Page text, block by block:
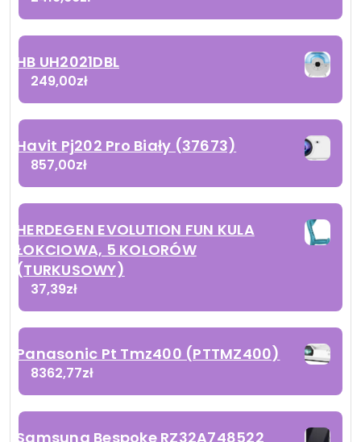
HB UH2021DBL
249,00zł
Havit Pj202 Pro Biały (37673)
857,00zł
HERDEGEN EVOLUTION FUN KULA
ŁOKCIOWA, 5 KOLORÓW
(TURKUSOWY)
37,39zł
Panasonic Pt Tmz400 (PTTMZ400)
8362,77zł
Samsung Bespoke RZ32A748522